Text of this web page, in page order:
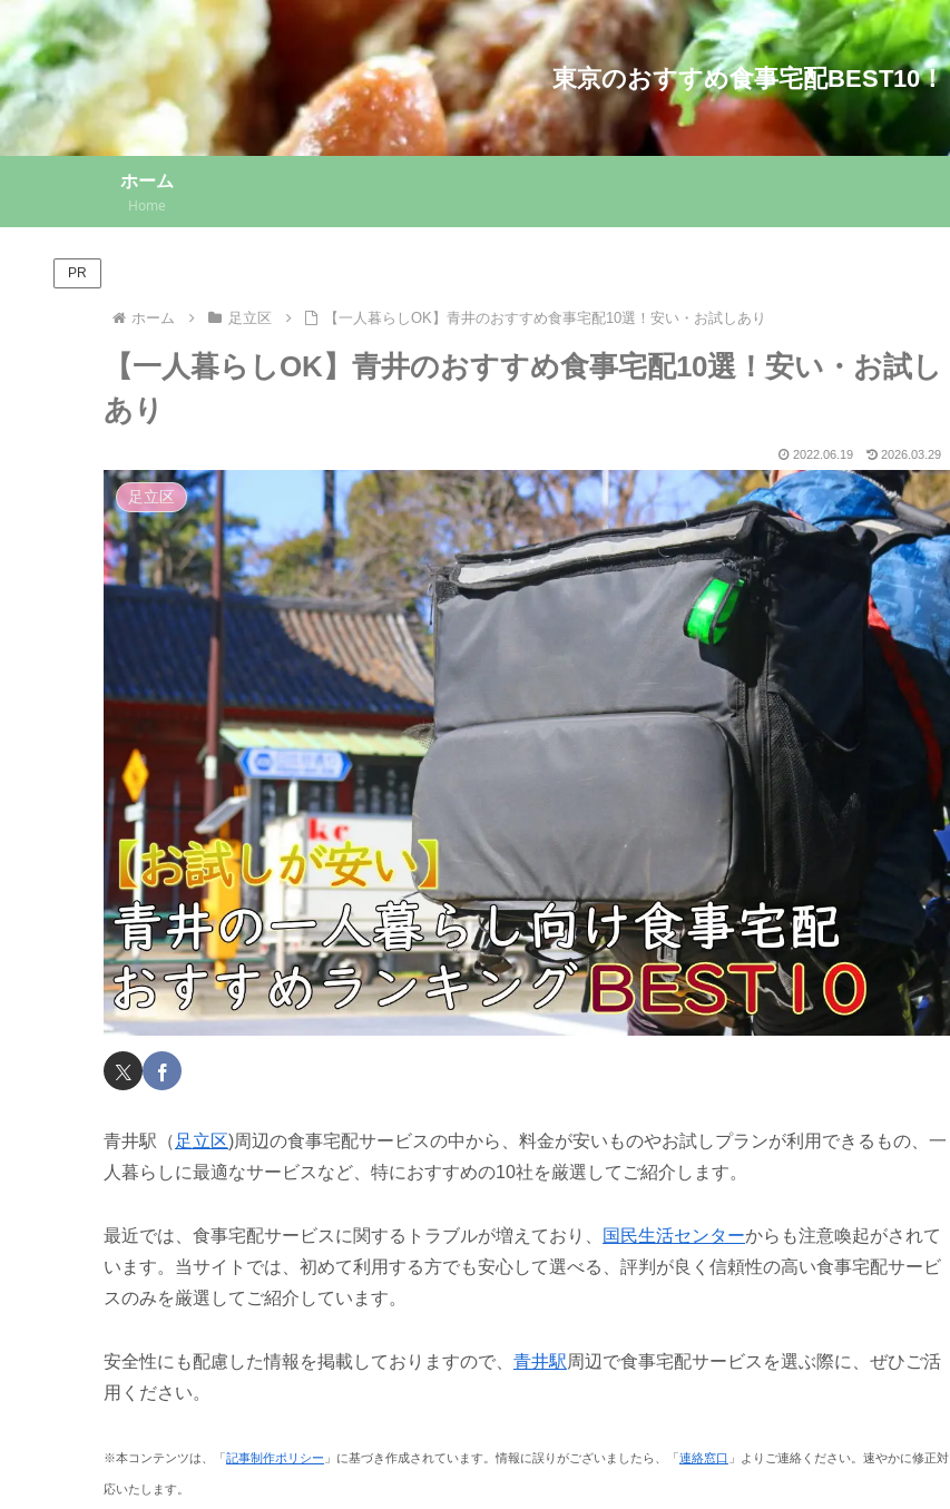
東京のおすすめ食事宅配BEST10！
ホーム
Home
PR
ホーム 足立区 【一人暮らしOK】青井のおすすめ食事宅配10選！安い・お試しあり
【一人暮らしOK】青井のおすすめ食事宅配10選！安い・お試し
あり
2022.06.19 2026.03.29
足立区
青井駅（ 足立区)周辺の食事宅配サービスの中から、料金が安いものやお試しプランが利用できるもの、一
人暮らしに最適なサービスなど、特におすすめの10社を厳選してご紹介します。
最近では、食事宅配サービスに関するトラブルが増えており、 国民生活センターからも注意喚起がされて
います。当サイトでは、初めて利用する方でも安心して選べる、評判が良く信頼性の高い食事宅配サービ
スのみを厳選してご紹介しています。
安全性にも配慮した情報を掲載しておりますので、 青井駅周辺で食事宅配サービスを選ぶ際に、ぜひご活
用ください。
※本コンテンツは、「記事制作ポリシー 」に基づき作成されています。情報に誤りがございましたら、「連絡窓口 」よりご連絡ください。速やかに修正対
応いたします。